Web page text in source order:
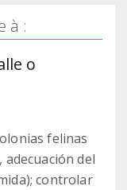
à :
o
felinas
del
controlar